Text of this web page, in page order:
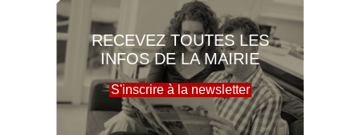
RECEVEZ TOUTES LES
INFOS DE LA MAIRIE
S'inscrire à la newsletter